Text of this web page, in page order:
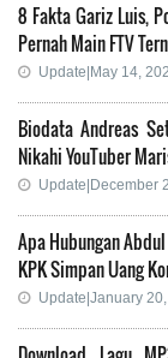
8 Fakta Gariz Luis,
Pernah Main FTV
Update|May 14,
Biodata Andreas
Nikahi YouTuber
Update|December
Apa Hubungan
KPK Simpan Uang
Update|January